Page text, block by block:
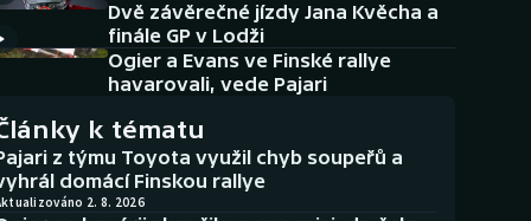
AZ kvíz
Dvě závěrečné jízdy Jana Kvěcha a
finále GP v Lodži
Ogier a Evans ve Finské rallye
havarovali, vede Pajari
k tématu
z týmu Toyota využil chyb soupeřů a
domácí Finskou rallye
2. 8. 2026